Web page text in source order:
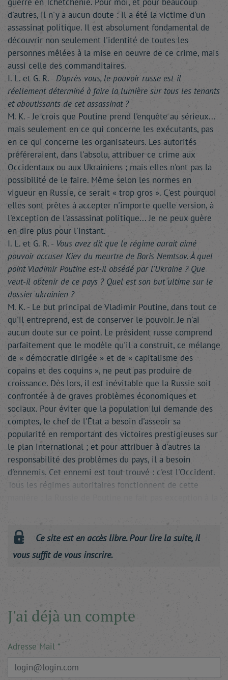
d'autres, il n'y a aucun doute : il a été la victime d'un
assassinat politique. Il est absolument fondamental de
découvrir non seulement l'identité de toutes les
personnes mêlées à la mise en oeuvre de ce crime, mais
aussi celle des commanditaires.
I. L. et G. R. - D'après vous, le pouvoir russe est-il
réellement déterminé à faire la lumière sur tous les tenants
et aboutissants de cet assassinat ?
M. K. - Je crois que Poutine prend l'enquête au sérieux...
mais seulement en ce qui concerne les exécutants, pas
en ce qui concerne les organisateurs. Les autorités
préféreraient, dans l'absolu, attribuer ce crime aux
Occidentaux ou aux Ukrainiens ; mais elles n'ont pas la
possibilité de le faire. Même selon les normes en
vigueur en Russie, ce serait « trop gros ». C'est pourquoi
elles sont prêtes à accepter n'importe quelle version, à
l'exception de l'assassinat politique... Je ne peux guère
en dire plus pour l'instant.
I. L. et G. R. - Vous avez dit que le régime aurait aimé
pouvoir accuser Kiev du meurtre de Boris Nemtsov. À quel
point Vladimir Poutine est-il obsédé par l'Ukraine ? Que
veut-il obtenir de ce pays ? Quel est son but ultime sur le
dossier ukrainien ?
M. K. - Le but principal de Vladimir Poutine, dans tout ce
qu'il entreprend, est de conserver le pouvoir. Je n'ai
aucun doute sur ce point. Le président russe comprend
parfaitement que le modèle qu'il a construit, ce mélange
de « démocratie dirigée » et de « capitalisme des
copains et des coquins », ne peut pas produire de
croissance. Dès lors, il est inévitable que la Russie soit
confrontée à de graves problèmes économiques et
sociaux. Pour éviter que la population lui demande des
comptes, le chef de l'État a besoin d'asseoir sa
popularité en remportant des victoires prestigieuses sur
le plan international ; et pour attribuer à d'autres la
responsabilité des problèmes du pays, il a besoin
d'ennemis. Cet ennemi est tout trouvé : c'est l'Occident.
Tous les régimes autoritaires fonctionnent de cette
Ce site est en accès libre. Pour lire la suite, il
vous suffit de vous inscrire.
J'ai déjà un compte
Adresse Mail